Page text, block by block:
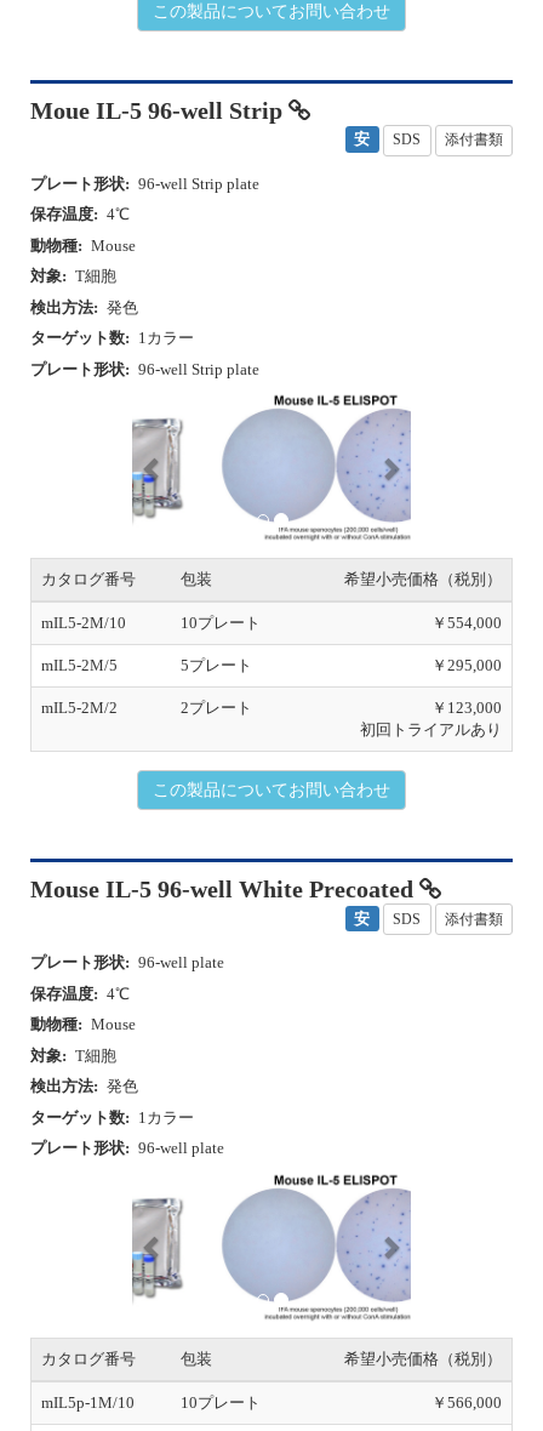
この製品についてお問い合わせ
Moue IL-5 96-well Strip
安 SDS 添付書類
プレート形状: 96-well Strip plate
保存温度: 4℃
動物種: Mouse
対象: T細胞
検出方法: 発色
ターゲット数: 1カラー
プレート形状: 96-well Strip plate
r
e
v
i
o
s
N
e
x
t
カタログ番号 包装 希望小売価格（税別）
mIL5-2M/10 10プレート ￥554,000
mIL5-2M/5 5プレート ￥295,000
mIL5-2M/2 2プレート
￥123,000
初回トライアルあり
この製品についてお問い合わせ
Mouse IL-5 96-well White Precoated
安 SDS 添付書類
プレート形状: 96-well plate
保存温度: 4℃
動物種: Mouse
対象: T細胞
検出方法: 発色
ターゲット数: 1カラー
プレート形状: 96-well plate
r
e
v
i
o
s
N
e
x
t
カタログ番号 包装 希望小売価格（税別）
mIL5p-1M/10 10プレート ￥566,000